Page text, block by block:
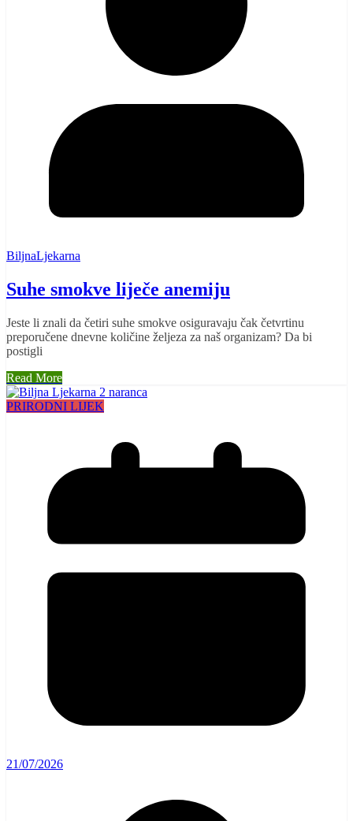
BiljnaLjekarna
Suhe smokve liječe anemiju
Jeste li znali da četiri suhe smokve osiguravaju čak četvrtinu
preporučene dnevne količine željeza za naš organizam? Da bi
postigli
Read More
PRIRODNI LIJEK
21/07/2026